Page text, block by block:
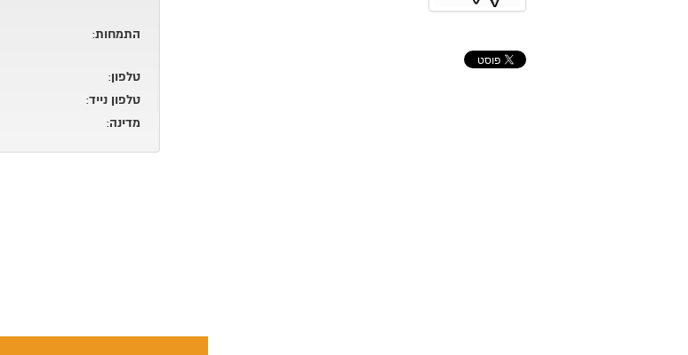
התמחות:
טלפון:
טלפון נייד:
מדינה: